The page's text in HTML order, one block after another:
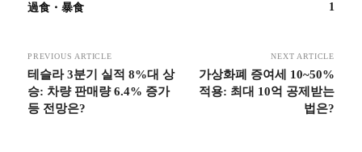
過食・暴食 1
PREVIOUS ARTICLE
테슬라 3분기 실적 8%대 상
승: 차량 판매량 6.4% 증가
등 전망은?
NEXT ARTICLE
가상화폐 증여세 10~50%
적용: 최대 10억 공제받는
법은?